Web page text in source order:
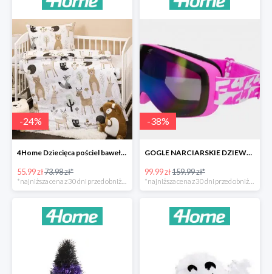
-24%
4Home Dziecięca pościel bawełniana do łóżeczka Nordic Friends -24%
55.99 zł73.98 zł*
-38%
GOGLE NARCIARSKIE DZIEWCZĘCE -37%
99.99 zł159.99 zł*